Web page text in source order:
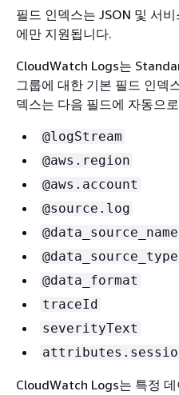
필드 인덱스는 JSON 및 서
에만 지원됩니다.
CloudWatch Logs는
그룹에 대한 기본 필드 인덱
덱스는 다음 필드에 자동으
@logStream
@aws.region
@aws.account
@source.log
@data_source_name
@data_source_type
@data_format
traceId
severityText
CloudWatch Logs는 특정